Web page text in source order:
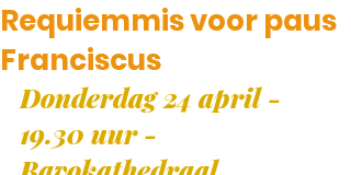
Requiemmis voor paus
Franciscus
Donderdag 24 april -
19.30 uur -